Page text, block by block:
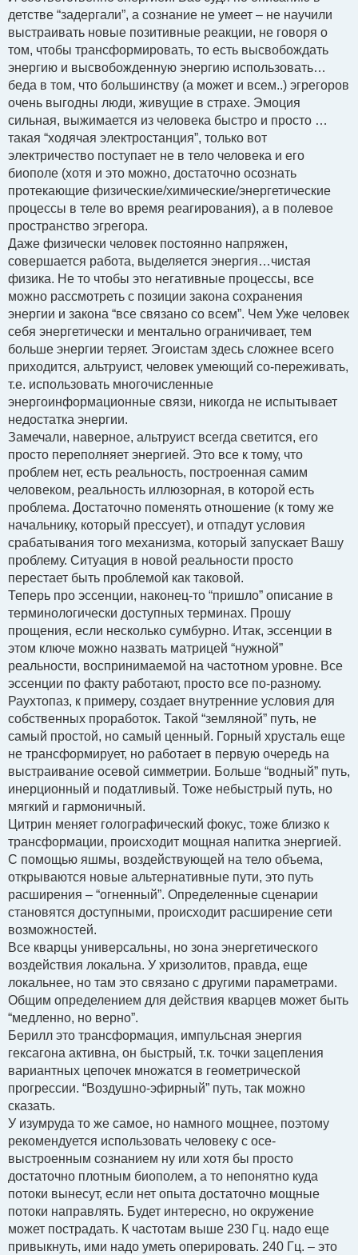
детстве “задергали”, а сознание не умеет – не научили
выстраивать новые позитивные реакции, не говоря о
том, чтобы трансформировать, то есть высвобождать
энергию и высвобожденную энергию использовать…
беда в том, что большинству (а может и всем..) эгрегоров
очень выгодны люди, живущие в страхе. Эмоция
сильная, выжимается из человека быстро и просто …
такая “ходячая электростанция”, только вот
электричество поступает не в тело человека и его
биополе (хотя и это можно, достаточно осознать
протекающие физические/химические/энергетические
процессы в теле во время реагирования), а в полевое
пространство эгрегора.
Даже физически человек постоянно напряжен,
совершается работа, выделяется энергия…чистая
физика. Не то чтобы это негативные процессы, все
можно рассмотреть с позиции закона сохранения
энергии и закона “все связано со всем”. Чем Уже человек
себя энергетически и ментально ограничивает, тем
больше энергии теряет. Эгоистам здесь сложнее всего
приходится, альтруист, человек умеющий со-переживать,
т.е. использовать многочисленные
энергоинформационные связи, никогда не испытывает
недостатка энергии.
Замечали, наверное, альтруист всегда светится, его
просто переполняет энергией. Это все к тому, что
проблем нет, есть реальность, построенная самим
человеком, реальность иллюзорная, в которой есть
проблема. Достаточно поменять отношение (к тому же
начальнику, который прессует), и отпадут условия
срабатывания того механизма, который запускает Вашу
проблему. Ситуация в новой реальности просто
перестает быть проблемой как таковой.
Теперь про эссенции, наконец-то “пришло” описание в
терминологически доступных терминах. Прошу
прощения, если несколько сумбурно. Итак, эссенции в
этом ключе можно назвать матрицей “нужной”
реальности, воспринимаемой на частотном уровне. Все
эссенции по факту работают, просто все по-разному.
Раухтопаз, к примеру, создает внутренние условия для
собственных проработок. Такой “земляной” путь, не
самый простой, но самый ценный. Горный хрусталь еще
не трансформирует, но работает в первую очередь на
выстраивание осевой симметрии. Больше “водный” путь,
инерционный и податливый. Тоже небыстрый путь, но
мягкий и гармоничный.
Цитрин меняет голографический фокус, тоже близко к
трансформации, происходит мощная напитка энергией.
С помощью яшмы, воздействующей на тело объема,
открываются новые альтернативные пути, это путь
расширения – “огненный”. Определенные сценарии
становятся доступными, происходит расширение сети
возможностей.
Все кварцы универсальны, но зона энергетического
воздействия локальна. У хризолитов, правда, еще
локальнее, но там это связано с другими параметрами.
Общим определением для действия кварцев может быть
“медленно, но верно”.
Берилл это трансформация, импульсная энергия
гексагона активна, он быстрый, т.к. точки зацепления
вариантных цепочек множатся в геометрической
прогрессии. “Воздушно-эфирный” путь, так можно
сказать.
У изумруда то же самое, но намного мощнее, поэтому
рекомендуется использовать человеку с осе-
выстроенным сознанием ну или хотя бы просто
достаточно плотным биополем, а то непонятно куда
потоки вынесут, если нет опыта достаточно мощные
потоки направлять. Будет интересно, но окружение
может пострадать. К частотам выше 230 Гц. надо еще
привыкнуть, ими надо уметь оперировать. 240 Гц. – это